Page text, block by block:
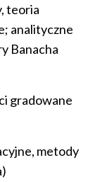
teoria
analityczne
Banacha
gradowane
metody